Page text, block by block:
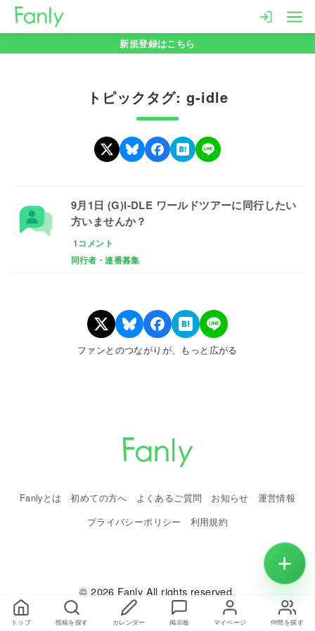
新規登録はこちら
トピックタグ: g-idle
9月1日 (G)I-DLE ワールドツアーに同行したい
方いませんか？
1コメント
同行者・連番募集
ファンとのつながりが、もっと広がる
Fanlyとは 初めての方へ よくあるご質問 お知らせ
運営情報
プライバシーポリシー
利用規約
© 2026 Fanly All rights reserved.
トップ 投稿を探す カレンダー 掲示板 マイページ 仲間を探す